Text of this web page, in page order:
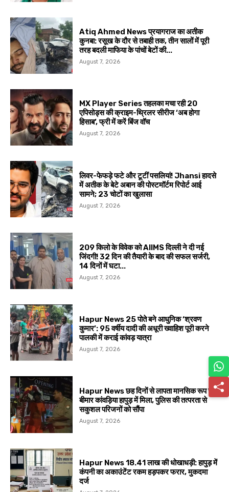
Atiq Ahmed News प्रयागराज का अतीक
कुनबा: रसूख के दौर से तबाही तक, तीन सालों में पूरी
तरह बदली माफिया के पांचों बेटों की...
August 7, 2026
MX Player Series तहलका मचा रही 20
एपिसोड्स की क्राइम-थ्रिलर सीरीज ‘अब होगा
हिसाब’, फ्री में करें बिंज वॉच
August 7, 2026
लिवर-फेफड़े फटे और टूटीं पसलियां! Jhansi हादसे
में अतीक के बेटे अबान की पोस्टमॉर्टम रिपोर्ट आई
सामने; 23 चोटों का खुलासा
August 7, 2026
209 किलो के विवेक को AIIMS दिल्ली ने दी नई
जिंदगी! 32 दिन की तैयारी के बाद की सफल सर्जरी,
14 दिनों में घटा...
August 7, 2026
Hapur News 25 पोते बने आधुनिक ‘श्रवण
कुमार’: 95 वर्षीय दादी की अधूरी ख्वाहिश पूरी करने
पालकी में कराई कांवड़ यात्रा
August 7, 2026
Hapur News छह दिनों से लापता मानसिक रूप से
बीमार कांवड़िया हापुड़ में मिला, पुलिस की तत्परता से
सकुशल परिजनों को सौंपा
August 7, 2026
Hapur News 18.41 लाख की धोखाधड़ी: हापुड़ में
कंपनी का अकाउंटेंट रकम हड़पकर फरार, मुकदमा
दर्ज